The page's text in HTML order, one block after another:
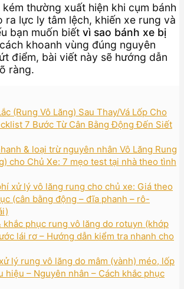
thường xuất hiện khi cụm bánh
ra lực ly tâm lệch, khiến xe rung và
bạn muốn biết vì sao bánh xe bị
khoanh vùng đúng nguyên
điểm, bài viết này sẽ hướng dẫn
ràng.
(Rung Vô Lăng) Sau Thay/Vá Lốp Cho
7 Bước Từ Cân Bằng Động Đến Siết
& loại trừ nguyên nhân Vô Lăng Rung
cho Chủ Xe: 7 mẹo test tại nhà theo tình
xử lý vô lăng rung cho chủ xe: Giá theo
(cân bằng động – đĩa phanh – rô-
khắc phục rung vô lăng do rotuyn (khớp
lái rơ – Hướng dẫn kiểm tra nhanh cho
lý rung vô lăng do mâm (vành) méo, lốp
hiệu – Nguyên nhân – Cách khắc phục